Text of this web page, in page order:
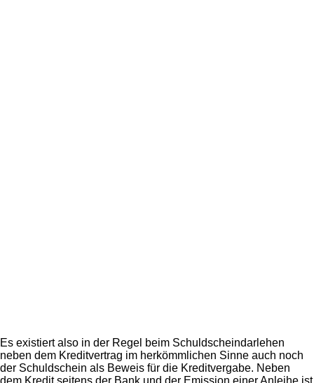
Es existiert also in der Regel beim Schuldscheindarlehen
neben dem Kreditvertrag im herkömmlichen Sinne auch noch
der Schuldschein als Beweis für die Kreditvergabe. Neben
dem Kredit seitens der Bank und der Emission einer Anleihe ist